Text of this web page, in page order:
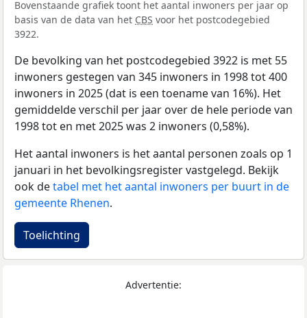
Bovenstaande grafiek toont het aantal inwoners per jaar op
basis van de data van het CBS voor het postcodegebied
3922.
De bevolking van het postcodegebied 3922 is met 55
inwoners gestegen van 345 inwoners in 1998 tot 400
inwoners in 2025 (dat is een toename van 16%). Het
gemiddelde verschil per jaar over de hele periode van
1998 tot en met 2025 was 2 inwoners (0,58%).
Het aantal inwoners is het aantal personen zoals op 1
januari in het bevolkingsregister vastgelegd. Bekijk
ook detabel met het aantal inwoners per buurt in de
gemeente Rhenen.
Toelichting
Advertentie: